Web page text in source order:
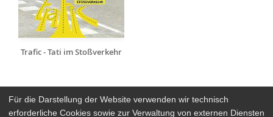
Trafic - Tati im Stoßverkehr
Für die Darstellung der Website verwenden wir technisch
erforderliche Cookies sowie zur Verwaltung von externen Diensten